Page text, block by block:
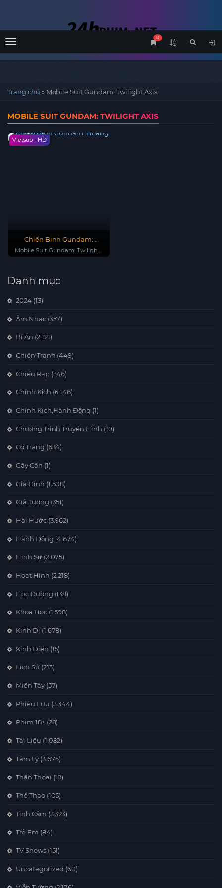
Menu
0
Trang chủ » Mobile Suit Gundam: Twilight Axis
MOBILE SUIT GUNDAM: TWILIGHT AXIS
Vietsub - HD
Chiến Binh Gundam:
Hoàng Hôn Axis
Mobile Suit Gundam: Twilight
Danh mục
2024 (13)
Âm Nhạc (357)
Bí Ẩn (2.121)
Chiến Tranh (449)
Chiếu Rạp (346)
Chính Kịch (6.146)
Chính Kịch,Hành Động (1)
Chương Trình Truyền Hình (10)
Cổ Trang (634)
Gây Cấn (1)
Gia Đình (1.508)
Giả Tượng (351)
Hài Hước (3.962)
Hành Động (4.674)
Hình Sự (2.075)
Hoạt Hình (2.218)
Học Đường (138)
Khoa Học (1.598)
Kinh Dị (1.678)
Kinh Điển (15)
Lịch Sử (213)
Miền Tây (57)
Phiêu Lưu (3.344)
Phim 18+ (28)
Tài Liệu (1.082)
Tâm Lý (3.676)
Thần Thoại (18)
Thể Thao (105)
Tình Cảm (3.323)
Trẻ Em (84)
TV Shows (151)
Uncategorized (60)